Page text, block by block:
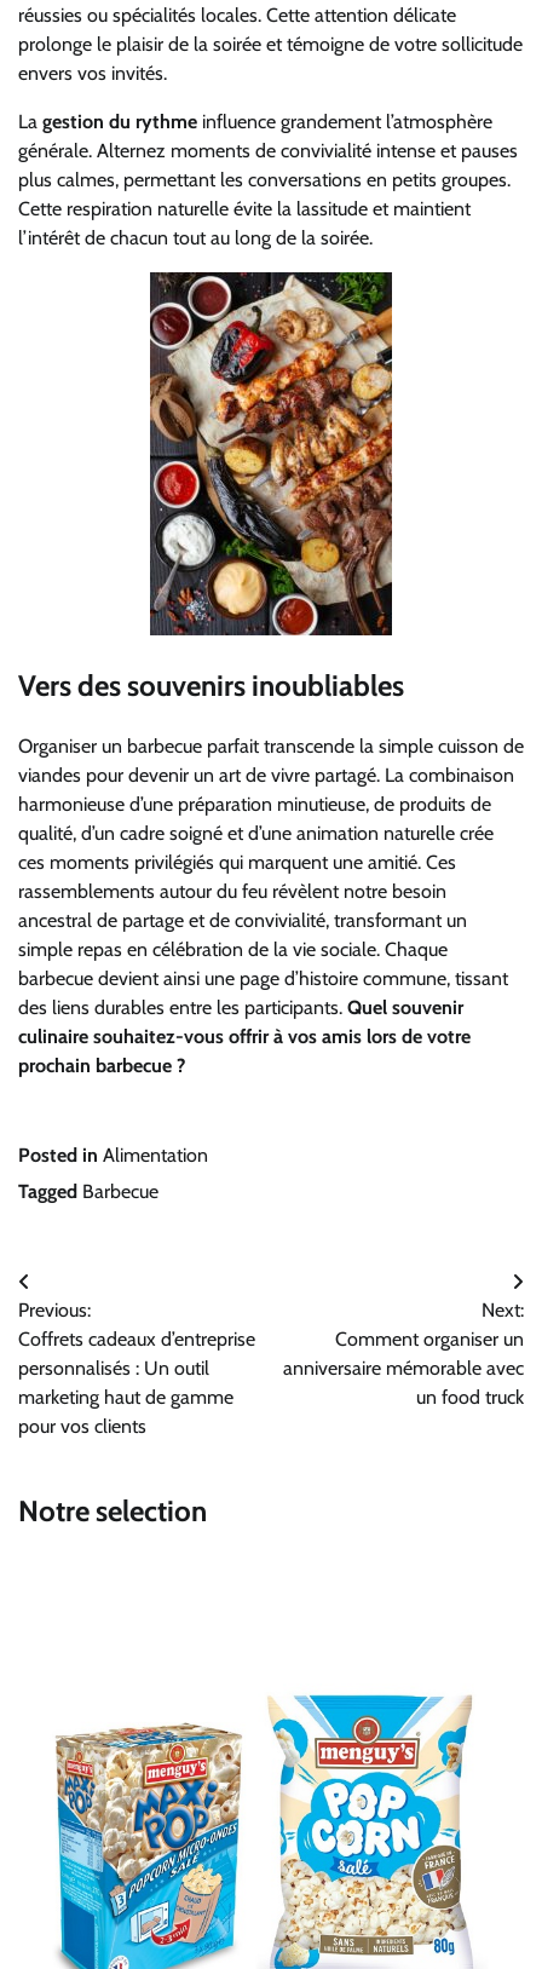
réussies ou spécialités locales. Cette attention délicate
prolonge le plaisir de la soirée et témoigne de votre sollicitude
envers vos invités.
La gestion du rythme influence grandement l’atmosphère
générale. Alternez moments de convivialité intense et pauses
plus calmes, permettant les conversations en petits groupes.
Cette respiration naturelle évite la lassitude et maintient
l’intérêt de chacun tout au long de la soirée.
Vers des souvenirs inoubliables
Organiser un barbecue parfait transcende la simple cuisson de
viandes pour devenir un art de vivre partagé. La combinaison
harmonieuse d’une préparation minutieuse, de produits de
qualité, d’un cadre soigné et d’une animation naturelle crée
ces moments privilégiés qui marquent une amitié. Ces
rassemblements autour du feu révèlent notre besoin
ancestral de partage et de convivialité, transformant un
simple repas en célébration de la vie sociale. Chaque
barbecue devient ainsi une page d’histoire commune, tissant
des liens durables entre les participants. Quel souvenir
culinaire souhaitez-vous offrir à vos amis lors de votre
prochain barbecue ?
Posted in Alimentation
Tagged Barbecue
Navigation
de
l’article
Previous:
Coffrets cadeaux d’entreprise
personnalisés : Un outil
marketing haut de gamme
pour vos clients
Next:
Comment organiser un
anniversaire mémorable avec
un food truck
Notre selection